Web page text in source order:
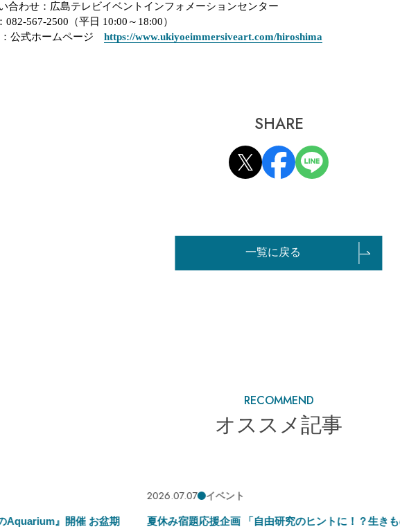
合わせ：広島テレビイベントインフォメーションセンター
082-567-2500 （平日 10:00 ～ 18:00）
：公式ホームページ https://www.ukiyoeimmersiveart.com/hiroshima
SHARE
一覧に戻る
RECOMMEND
オススメ記事
援企画 「自由研究のヒントに！？生きもの
2026.07.02
【営業時間変更のご案内】